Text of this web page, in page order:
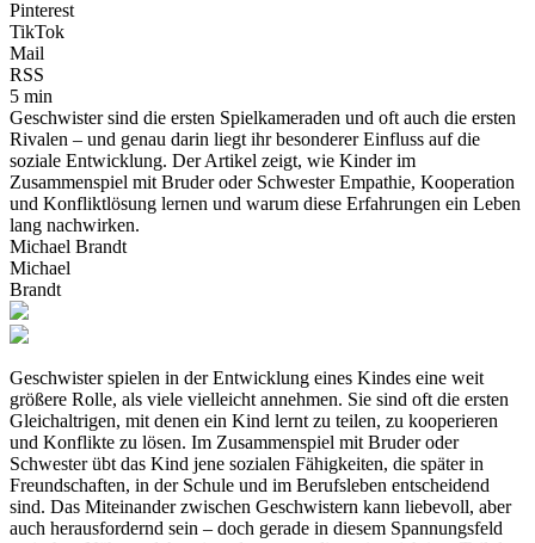
Pinterest
TikTok
Mail
RSS
5 min
Geschwister sind die ersten Spielkameraden und oft auch die ersten
Rivalen – und genau darin liegt ihr besonderer Einfluss auf die
soziale Entwicklung. Der Artikel zeigt, wie Kinder im
Zusammenspiel mit Bruder oder Schwester Empathie, Kooperation
und Konfliktlösung lernen und warum diese Erfahrungen ein Leben
lang nachwirken.
Michael Brandt
Michael
Brandt
Geschwister spielen in der Entwicklung eines Kindes eine weit
größere Rolle, als viele vielleicht annehmen. Sie sind oft die ersten
Gleichaltrigen, mit denen ein Kind lernt zu teilen, zu kooperieren
und Konflikte zu lösen. Im Zusammenspiel mit Bruder oder
Schwester übt das Kind jene sozialen Fähigkeiten, die später in
Freundschaften, in der Schule und im Berufsleben entscheidend
sind. Das Miteinander zwischen Geschwistern kann liebevoll, aber
auch herausfordernd sein – doch gerade in diesem Spannungsfeld